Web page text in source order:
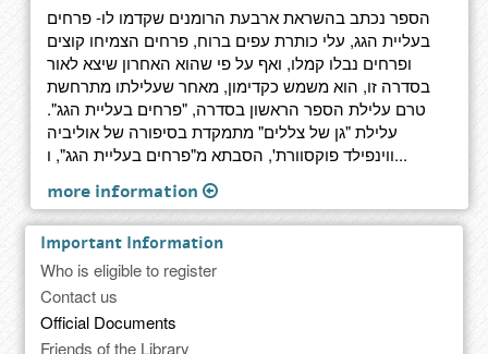
הספר נכתב בהשראת ארבעת הרומנים שקדמו לו- פרחים
בעליית הגג, עלי כותרת עפים ברוח, פרחים הצמיחו קוצים
ופרחים נבלו קמלו, ואף על פי שהוא האחרון שיצא לאור
בסדרה זו, הוא משמש כקדימון, מאחר שעלילתו מתרחשת
טרם עלילת הספר הראשון בסדרה, "פרחים בעליית הגג".
עלילת "גן של צללים" מתמקדת בסיפורה של אוליביה
ווינפילד פוקסוורת', הסבתא מ"פרחים בעליית הגג", ו...
more information
Important Information
Who is eligible to register
Contact us
Official Documents
Friends of the Library